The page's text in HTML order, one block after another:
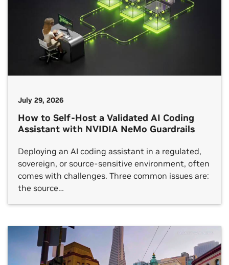
July 29, 2026
How to Self-Host a Validated AI Coding
Assistant with NVIDIA NeMo Guardrails
Deploying an AI coding assistant in a regulated,
sovereign, or source-sensitive environment, often
comes with challenges. Three common issues are:
the source…